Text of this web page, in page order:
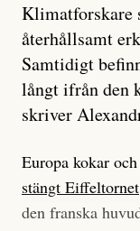
Klimatforskare
återhållsamt
Samtidigt
långt ifrån den
skriver
Europa kokar
stängt Eiffeltornet
den franska